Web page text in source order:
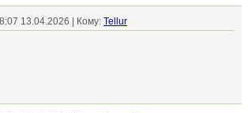
13.04.2026 | Кому: Tellur